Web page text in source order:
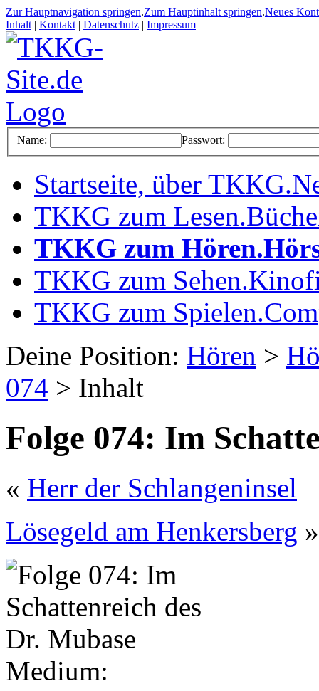
Zur Hauptnavigation springen.Zum Hauptinhalt springen.Neues
Inhalt | Kontakt | Datenschutz | Impressum
Name: Passwort:
Startseite, über TKKG.
TKKG zum Lesen.
TKKG zum Hören.
TKKG zum Sehen.
TKKG zum Spielen.
Deine Position: Hören >
074 > Inhalt
Folge 074: Im
« Herr der Schlangeninsel
Lösegeld am Henkersberg »
Medium: